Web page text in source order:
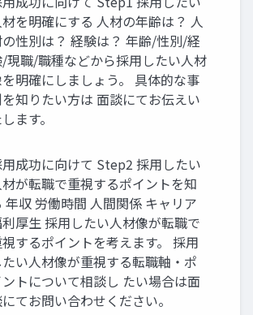
を明確にする 人材の年齢は？ 人
性別は？ 経験は？ 年齢/性別/経
現職/職種などから採用したい人材
明確にしましょう。 具体的な事
知りたい方は 面談にてお伝えい
ます。
成功に向けて Step2 採用したい
が転職で重視するポイントを知
年収 労働時間 人間関係 キャリア
厚生 採用したい人材像が転職で
するポイントを考えます。 採用
たい人材像が重視する転職軸・ポ
トについて相談し たい場合は面
てお問い合わせください。